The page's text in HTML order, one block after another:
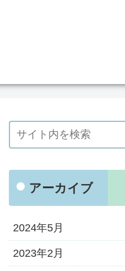
アーカイブ
2024年5月
2023年2月